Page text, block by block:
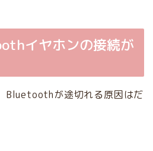
イヤホンの接続が
Bluetoothが途切れる原因はだ